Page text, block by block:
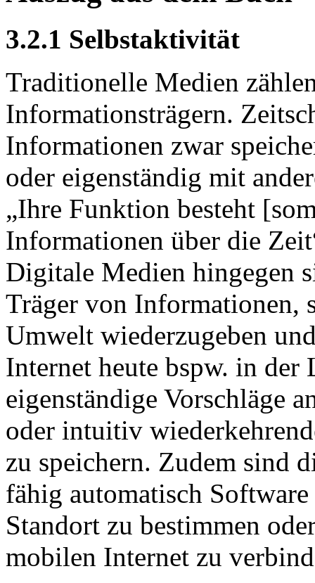
3.2.1 Selbstaktivität
Traditionelle Medien
Informationsträgern.
Informationen zwar
oder eigenständig mit
„Ihre Funktion besteht
Informationen über die
Digitale Medien hingegen
Träger von Informationen,
Umwelt wiederzugeben
Internet heute bspw. in der
eigenständige Vorschläge
oder intuitiv
zu speichern. Zudem sind
fähig automatisch
Standort zu bestimmen
mobilen Internet zu